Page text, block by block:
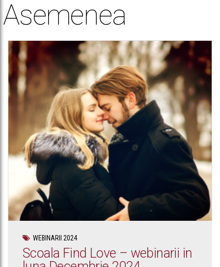
Asemenea
WEBINARII 2024
Scoala Find Love – webinarii in